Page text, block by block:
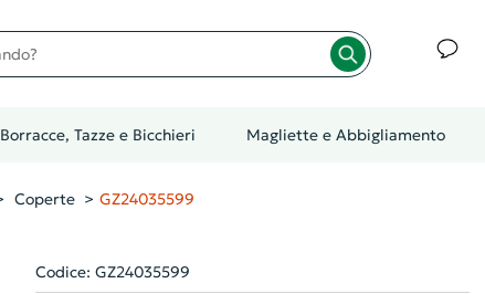
Borracce, Tazze e Bicchieri Magliette e Abbigliamento
Coperte GZ24035599
Codice: GZ24035599